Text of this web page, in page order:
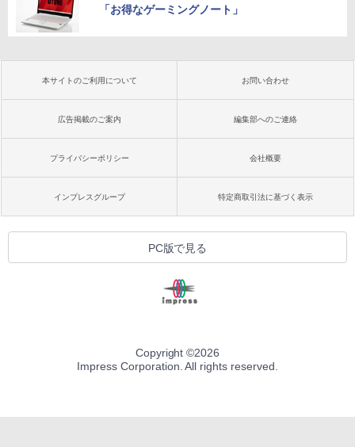
「お得なゲーミングノート」
本サイトのご利用について お問い合わせ
広告掲載のご案内 編集部へのご連絡
プライバシーポリシー 会社概要
インプレスグループ 特定商取引法に基づく表示
PC版で見る
Copyright ©2026
Impress Corporation. All rights reserved.